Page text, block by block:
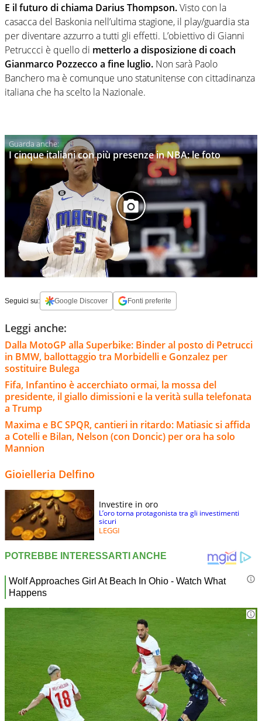
E il futuro di chiama Darius Thompson.Visto con la
casacca del Baskonia nell’ultima stagione, il play/guardia sta
per diventare azzurro a tutti gli effetti. L’obiettivo di Gianni
Petruccci è quello di metterlo a disposizione di coach
Gianmarco Pozzecco a fine luglio. Non sarà Paolo
Banchero ma è comunque uno statunitense con cittadinanza
italiana che ha scelto la Nazionale.
I cinque italiani con più presenze in NBA: le foto
Seguici su: Google Discover Fonti preferite
Leggi anche:
Dalla MotoGP alla Superbike: Binder al posto di Petrucci
in BMW, ballottaggio tra Morbidelli e Gonzalez per
sostituire Bulega
Fifa, Infantino è accerchiato ormai, la mossa del
presidente, il giallo dimissioni e la verità sulla telefonata
a Trump
Maxima e BC SPQR, cantieri in ritardo: Matiasic si affida
a Cotelli e Bilan, Nelson (con Doncic) per ora ha solo
Mannion
Gioielleria Delfino
Investire in oro
L’oro torna protagonista tra gli investimenti
sicuri
LEGGI